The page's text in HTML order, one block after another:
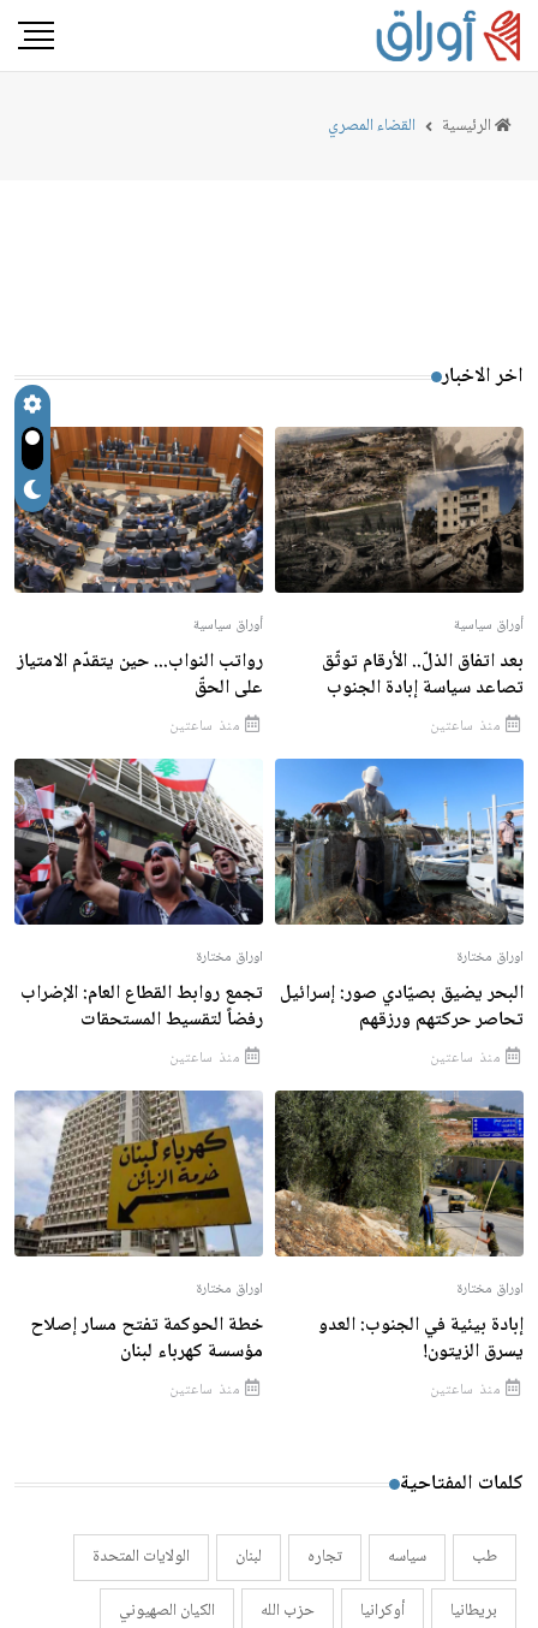
الرئيسية القضاء المصري
اخر الاخبار
أوراق سياسية
بعد اتفاق الذلّ.. الأرقام توثّق
تصاعد سياسة إبادة الجنوب
منذ ساعتين
أوراق سياسية
رواتب النواب... حين يتقدّم الامتياز
على الحقّ
منذ ساعتين
اوراق مختارة
البحر يضيق بصيّادي صور: إسرائيل
تحاصر حركتهم ورزقهم
منذ ساعتين
اوراق مختارة
تجمع روابط القطاع العام: الإضراب
رفضاً لتقسيط المستحقات
منذ ساعتين
اوراق مختارة
إبادة بيئية في الجنوب: العدو
يسرق الزيتون!
منذ ساعتين
اوراق مختارة
خطة الحوكمة تفتح مسار إصلاح
مؤسسة كهرباء لبنان
منذ ساعتين
كلمات المفتاحية
طب سياسه تجاره لبنان
الولايات المتحدة
بريطانيا
أوكرانيا حزب الله
الكيان الصهيوني